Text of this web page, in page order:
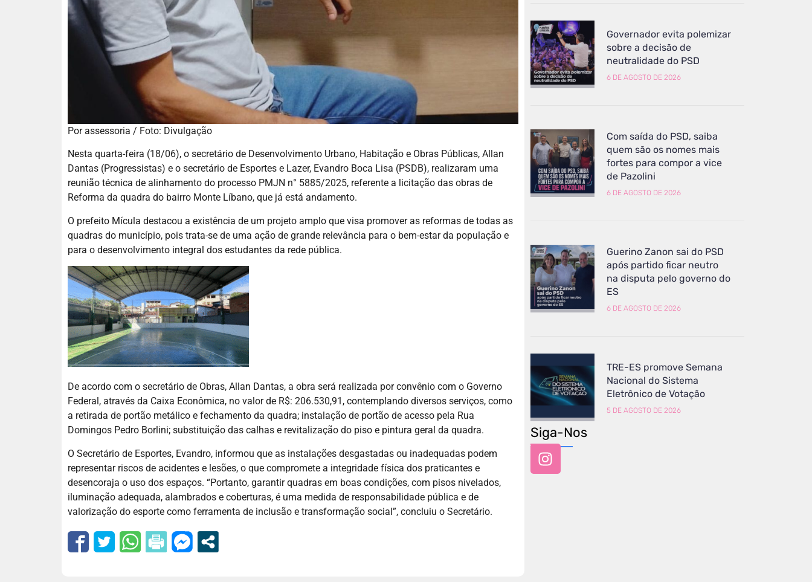
Por assessoria / Foto: Divulgação
Nesta quarta-feira (18/06), o secretário de Desenvolvimento Urbano, Habitação e Obras Públicas, Allan
Dantas (Progressistas) e o secretário de Esportes e Lazer, Evandro Boca Lisa (PSDB), realizaram uma
reunião técnica de alinhamento do processo PMJN n° 5885/2025, referente a licitação das obras de
Reforma da quadra do bairro Monte Líbano, que já está andamento.
O prefeito Mícula destacou a existência de um projeto amplo que visa promover as reformas de todas as
quadras do município, pois trata-se de uma ação de grande relevância para o bem-estar da população e
para o desenvolvimento integral dos estudantes da rede pública.
De acordo com o secretário de Obras, Allan Dantas, a obra será realizada por convênio com o Governo
Federal, através da Caixa Econômica, no valor de R$: 206.530,91, contemplando diversos serviços, como
a retirada de portão metálico e fechamento da quadra; ⁠instalação de portão de acesso pela Rua
Domingos Pedro Borlini; substituição das calhas e revitalização do piso e pintura geral da quadra.
O Secretário de Esportes, Evandro, informou que as instalações desgastadas ou inadequadas podem
representar riscos de acidentes e lesões, o que compromete a integridade física dos praticantes e
desencoraja o uso dos espaços. “Portanto, garantir quadras em boas condições, com pisos nivelados,
iluminação adequada, alambrados e coberturas, é uma medida de responsabilidade pública e de
valorização do esporte como ferramenta de inclusão e transformação social”, concluiu o Secretário.
Governador evita polemizar
sobre a decisão de
neutralidade do PSD
6 DE AGOSTO DE 2026
Com saída do PSD, saiba
quem são os nomes mais
fortes para compor a vice
de Pazolini
6 DE AGOSTO DE 2026
Guerino Zanon sai do PSD
após partido ficar neutro
na disputa pelo governo do
ES
6 DE AGOSTO DE 2026
TRE-ES promove Semana
Nacional do Sistema
Eletrônico de Votação
5 DE AGOSTO DE 2026
Siga-Nos